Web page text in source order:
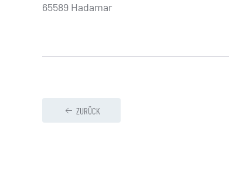
65589 Hadamar
ZURÜCK